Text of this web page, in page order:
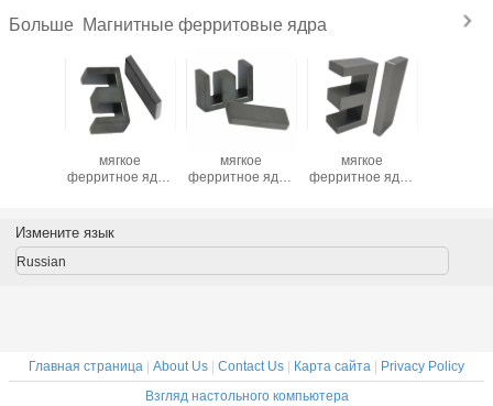
Больше Магнитные ферритовые ядра
мягкое
ферритное ядро
мягкое
ферритное ядро
мягкое
ферритное ядро
Измените язык
Russian
Главная страница About Us Contact Us Карта сайта
Privacy Policy
Взгляд настольного компьютера